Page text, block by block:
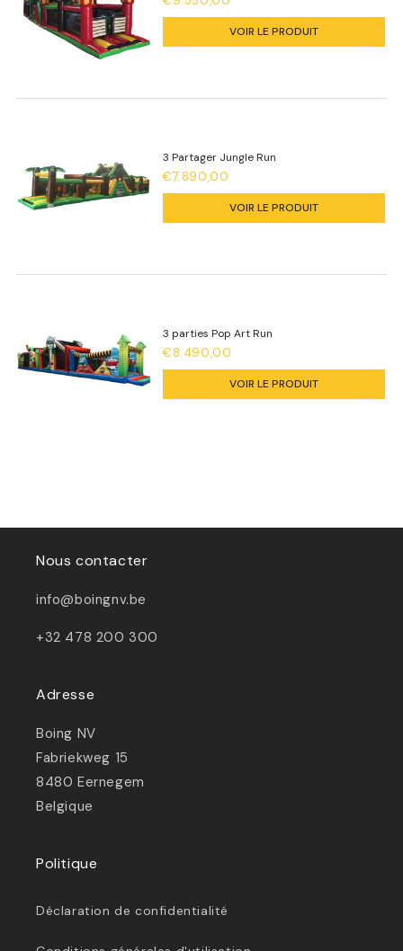
VOIR LE PRODUIT
3 Partager Jungle Run
€7.890,00
VOIR LE PRODUIT
3 parties Pop Art Run
€8.490,00
VOIR LE PRODUIT
Nous contacter
info@boingnv.be
+32 478 200 300
Adresse
Boing NV
Fabriekweg 15
8480 Eernegem
Belgique
Politique
Déclaration de confidentialité